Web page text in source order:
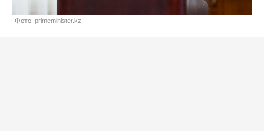
Фото: primeminister.kz